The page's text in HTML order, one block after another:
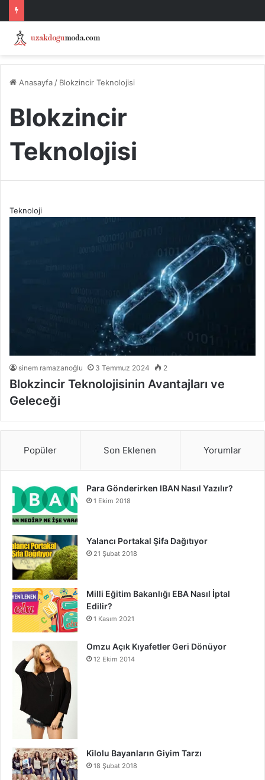
Anasayfa / Blokzincir Teknolojisi
Blokzincir
Teknolojisi
Teknoloji
sinem ramazanoğlu 3 Temmuz 2024 2
Blokzincir Teknolojisinin Avantajları ve
Geleceği
Popüler Son Eklenen Yorumlar
Para Gönderirken IBAN Nasıl Yazılır?
1 Ekim 2018
Yalancı Portakal Şifa Dağıtıyor
21 Şubat 2018
Milli Eğitim Bakanlığı EBA Nasıl İptal
Edilir?
1 Kasım 2021
Omzu Açık Kıyafetler Geri Dönüyor
12 Ekim 2014
Kilolu Bayanların Giyim Tarzı
18 Şubat 2018